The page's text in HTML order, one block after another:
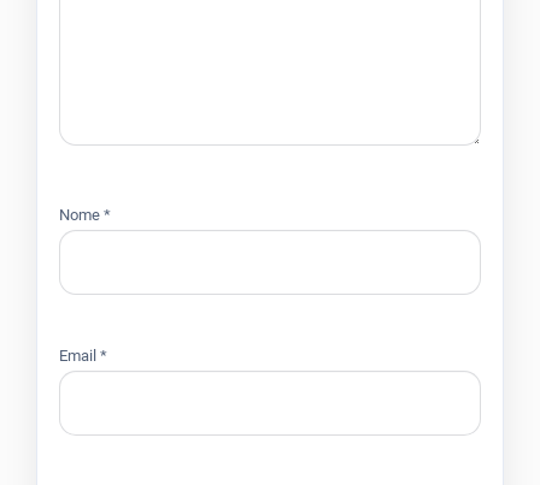
Nome *
Email *